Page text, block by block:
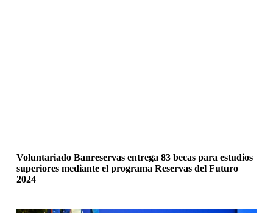
Voluntariado Banreservas entrega 83 becas para estudios
superiores mediante el programa Reservas del Futuro
2024